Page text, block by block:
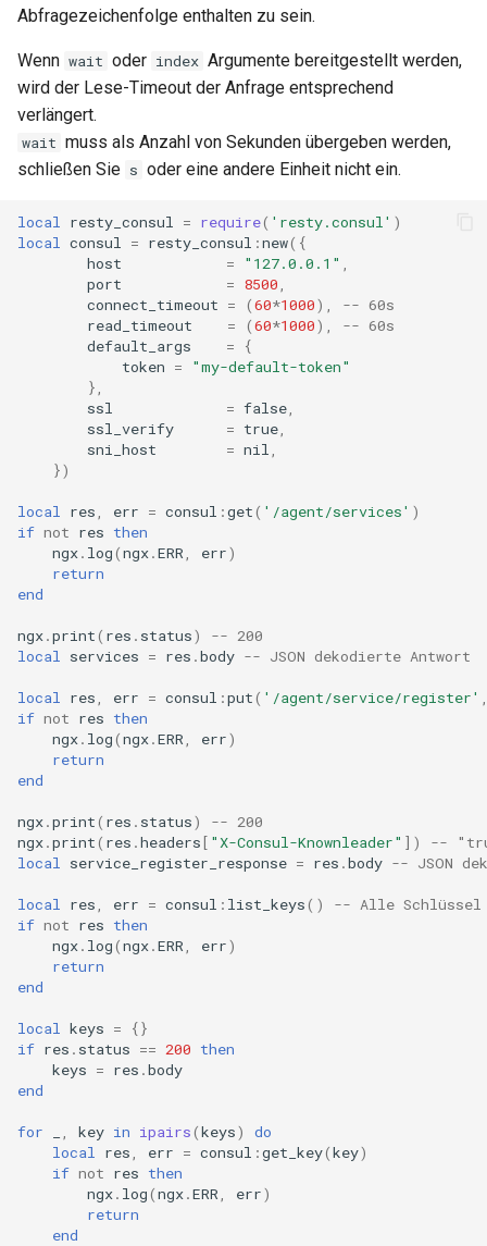
cookie-limit
coolkit
delay
dynamic-limit-req
encrypted-session
error-log-write
f4fhds
fancyindex
fips-check
flv
form-input
google
headers-more
hmac-secure-link
Abfragezeichenfolge enthalten zu sein.
Wenn wait oder index Argumente bereitgestellt werden,
wird der Lese-Timeout der Anfrage entsprechend
verlängert.
wait muss als Anzahl von Sekunden übergeben werden,
schließen Sie s oder eine andere Einheit nicht ein.
local resty_consul = require( 'resty.consul' )
local
consul = resty_consul :new({
host
= "127.0.0.1"
port
= 8500
connect_timeout = (60*1000),
-- 60s
read_timeout
= (60*1000),
-- 60s
default_args
=
{
token =
"my-default-token"
},
ssl
= false
ssl_verify
= true
sni_host
= nil
})
local res err = consul :get( '/agent/services' )
if not res then
ngx. log(ngx.ERR err)
return
end
ngx.print( res . status)
-- 200
local
services = res .body -- JSON dekodierte Antwort
local res err = consul :put( '/agent/service/register'
if not res then
ngx. log(ngx.ERR err)
return
end
ngx.print( res . status)
-- 200
ngx.print( res .headers[ "X-Consul-Knownleader" ])
--
local
service_register_response = res .body -- JSON
local res err = consul : list_keys()
-- Alle Schlüssel
if not res then
ngx. log(ngx.ERR err)
return
end
local keys =
{}
if res . status == 200 then
keys = res .body
end
for key in ipairs(keys)
do
local
res err = consul :get_key(key)
if not res then
ngx. log(ngx.ERR err)
return
end